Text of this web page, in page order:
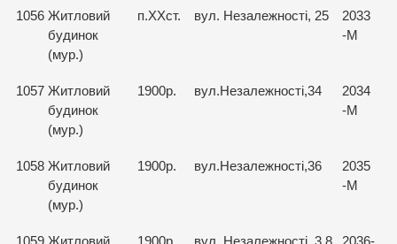
1056 Житловий
будинок
(мур.)
п.ХХст. вул. Незалежності, 25
2033
-М
1057 Житловий
будинок
(мур.)
1900р. вул.Незалежності,34
2034
-М
1058 Житловий
будинок
(мур.)
1900р. вул.Незалежності,36
2035
-М